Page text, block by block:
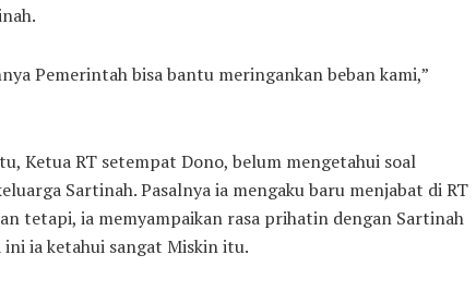
Pemerintah bisa bantu meringankan beban kami,”
Ketua RT setempat Dono, belum mengetahui soal
Sartinah. Pasalnya ia mengaku baru menjabat di RT
tetapi, ia memyampaikan rasa prihatin dengan Sartinah
ini ia ketahui sangat Miskin itu.